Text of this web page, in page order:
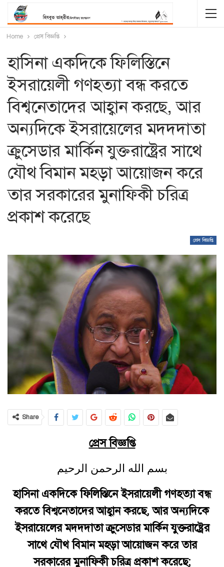
Home প্রেস বিজ্ঞপ্তি
হাসিনা একদিকে ফিলিস্তিনে
ইসরায়েলী গণহত্যা বন্ধ করতে
বিশ্বনেতাদের আহ্বান করছে, আর
অন্যদিকে ইসরায়েলের মদদদাতা
ক্রুসেডার মার্কিন যুক্তরাষ্ট্রের সাথে
যৌথ বিমান মহড়া আয়োজন করে
তার সরকারের মুনাফিকী চরিত্র
প্রকাশ করেছে
প্রেস বিজ্ঞপ্তি
Share
প্রেস বিজ্ঞপ্তি
بسم الله الرحمن الرحيم
হাসিনা একদিকে ফিলিস্তিনে ইসরায়েলী গণহত্যা বন্ধ
করতে বিশ্বনেতাদের আহ্বান করছে, আর অন্যদিকে
ইসরায়েলের মদদদাতা ক্রুসেডার মার্কিন যুক্তরাষ্ট্রের
সাথে যৌথ বিমান মহড়া আয়োজন করে তার
সরকারের মুনাফিকী চরিত্র প্রকাশ করেছে;